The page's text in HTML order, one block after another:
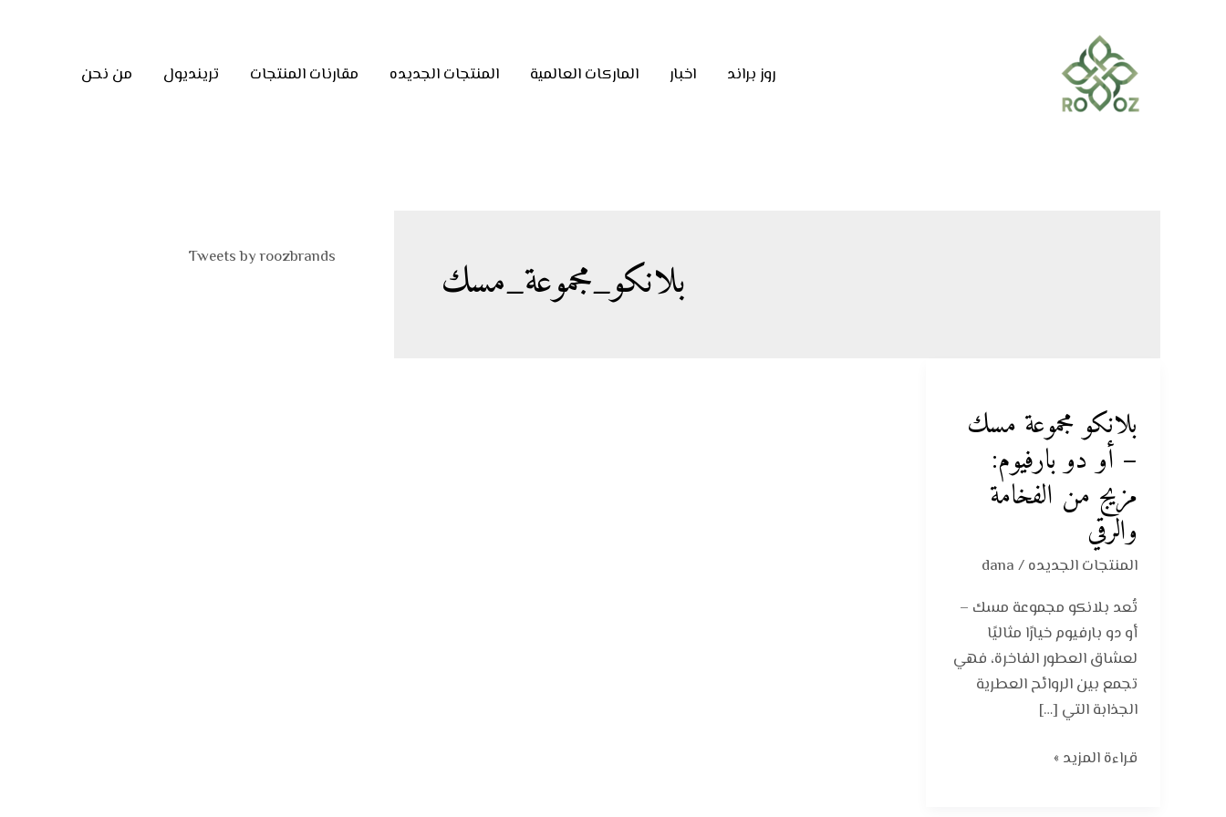
روز براند اخبار الماركات العالمية المنتجات الجديده مقارنات المنتجات ترينديول من نحن
بلانكو_مجموعة_مسك
بلانكو مجموعة مسك
– أو دو بارفيوم:
مزيج من الفخامة
والرقي
المنتجات الجديده/
dana
تُعد بلانكو مجموعة مسك –
أو دو بارفيوم خيارًا مثاليًا
لعشاق العطور الفاخرة، فهي
تجمع بين الروائح العطرية
الجذابة التي […]
مسك
–
دو
بارفيوم:
مزيج
من
الفخامة
والرقي
قراءة المزيد »
Tweets by roozbrands